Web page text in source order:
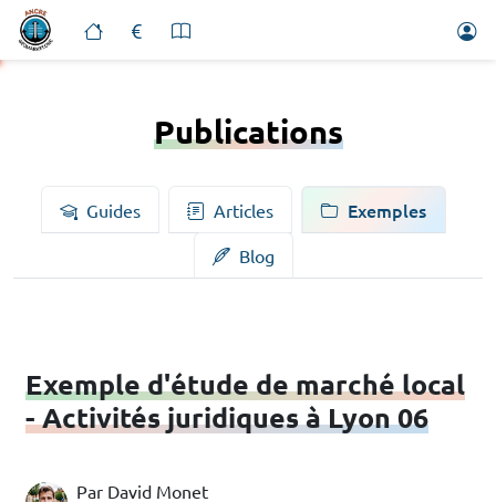
Publications
Guides Articles Exemples
Blog
Exemple d'étude de marché local
- Activités juridiques à Lyon 06
Par David Monet